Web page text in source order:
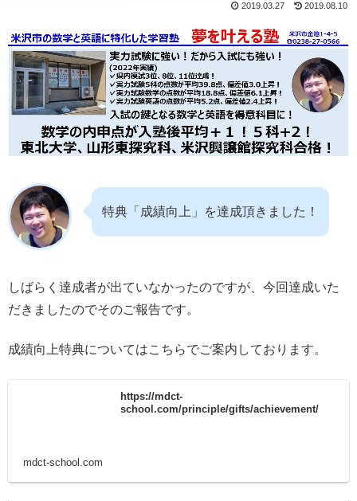
2019.03.27 2019.08.10
特典「成績向上」を達成頂きました！
しばらく達成者が出ていなかったのですが、今回達成いた
だきましたのでそのご報告です。
成績向上特典についてはこちらでご案内しております。
https://mdct-
school.com/principle/gifts/achievement/
mdct-school.com